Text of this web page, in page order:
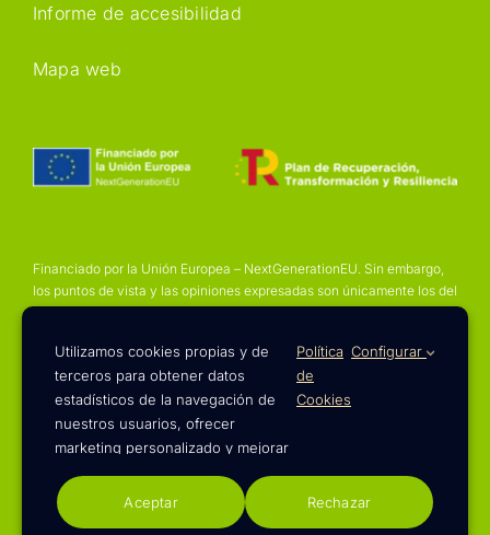
Informe de accesibilidad
Mapa web
Financiado por la Unión Europea – NextGenerationEU. Sin embargo,
los puntos de vista y las opiniones expresadas son únicamente los del
pueden ser consideradas responsables de las mismas
© 2023 - 2026 | Diseño web dePies Negros
Utilizamos cookies propias y de
terceros para obtener datos
estadísticos de la navegación de
nuestros usuarios, ofrecer
marketing personalizado y mejorar
información en nuestra
Política
de
Cookies
Configurar
Aceptar Rechazar